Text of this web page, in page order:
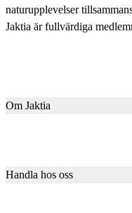
naturupplevelser
Jaktia är fullvärdiga
Om Jaktia
Karriär
Handla hos oss